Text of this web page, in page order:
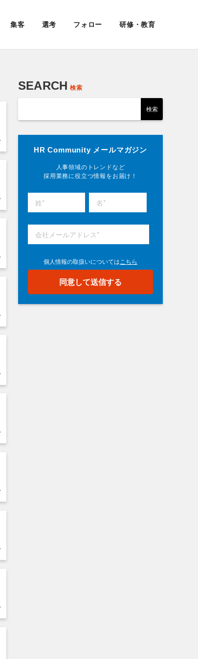
集客 選考 フォロー 研修・教育
SEARCH 検索
HR Community メールマガジン
人事領域のトレンドなど
採用業務に役立つ情報をお届け！